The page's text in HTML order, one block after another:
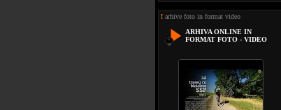
! arhive foto in format video
ARHIVA ONLINE IN
FORMAT FOTO - VIDEO